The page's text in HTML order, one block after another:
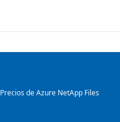
Precios de Azure NetApp Files